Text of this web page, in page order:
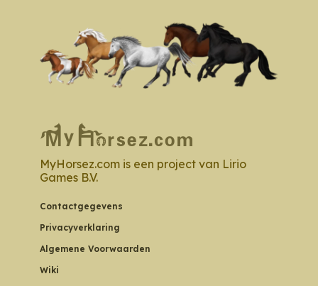
MyHorsez.com is een project van Lirio
Games B.V.
Contactgegevens
Privacyverklaring
Algemene Voorwaarden
Wiki